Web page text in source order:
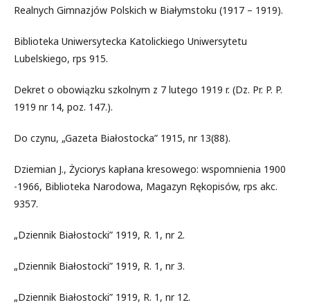
Realnych Gimnazjów Polskich w Białymstoku (1917 – 1919).
Biblioteka Uniwersytecka Katolickiego Uniwersytetu
Lubelskiego, rps 915.
Dekret o obowiązku szkolnym z 7 lutego 1919 r. (Dz. Pr. P. P.
1919 nr 14, poz. 147.).
Do czynu, „Gazeta Białostocka” 1915, nr 13(88).
Dziemian J., Życiorys kapłana kresowego: wspomnienia 1900
-1966, Biblioteka Narodowa, Magazyn Rękopisów, rps akc.
9357.
„Dziennik Białostocki” 1919, R. 1, nr 2.
„Dziennik Białostocki” 1919, R. 1, nr 3.
„Dziennik Białostocki” 1919, R. 1, nr 12.